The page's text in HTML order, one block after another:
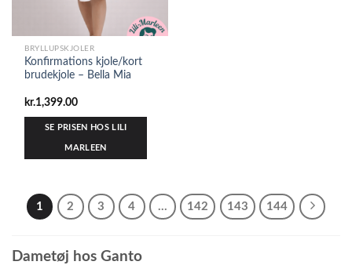
BRYLLUPSKJOLER
Konfirmations kjole/kort
brudekjole – Bella Mia
kr.1,399.00
SE PRISEN HOS LILI
MARLEEN
1 2 3 4 … 142 143 144
Dametøj hos Ganto